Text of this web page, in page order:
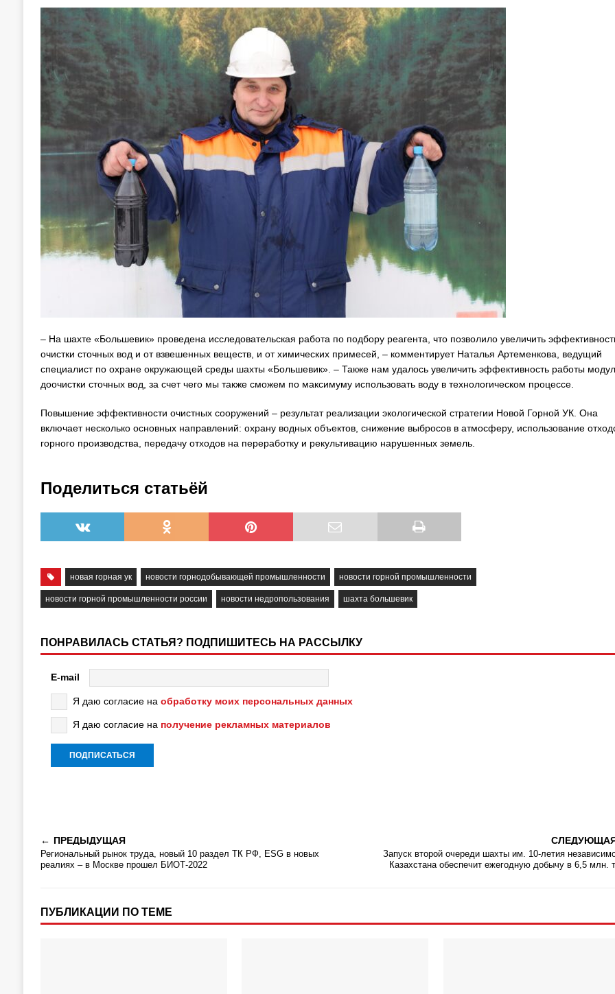
– На шахте «Большевик» проведена исследовательская работа по подбору реагента, что позволило увеличить
очистки сточных вод и от взвешенных веществ, и от химических примесей, – комментирует Наталья Артеменкова, ведущий
специалист по охране окружающей среды шахты «Большевик». – Также нам удалось увеличить эффективность работы
доочистки сточных вод, за счет чего мы также сможем по максимуму использовать воду в технологическом процессе.
Повышение эффективности очистных сооружений – результат реализации экологической стратегии Новой Горной УК. Она
включает несколько основных направлений: охрану водных объектов, снижение выбросов в атмосферу, использование
горного производства, передачу отходов на переработку и рекультивацию нарушенных земель.
Поделиться статьёй
новая горная ук новости горнодобывающей промышленности новости горной промышленности
новости горной промышленности россии новости недропользования шахта большевик
ПОНРАВИЛАСЬ СТАТЬЯ? ПОДПИШИТЕСЬ НА РАССЫЛКУ
E-mail
Я даю согласие на обработку моих персональных данных
Я даю согласие на получение рекламных материалов
ПРЕДЫДУЩАЯ
Региональный рынок труда, новый 10 раздел ТК РФ, ESG в новых
реалиях – в Москве прошел БИОТ-2022
Запуск второй очереди шахты им. 10-летия
Казахстана обеспечит ежегодную добычу в 6,5 млн.
ПУБЛИКАЦИИ ПО ТЕМЕ